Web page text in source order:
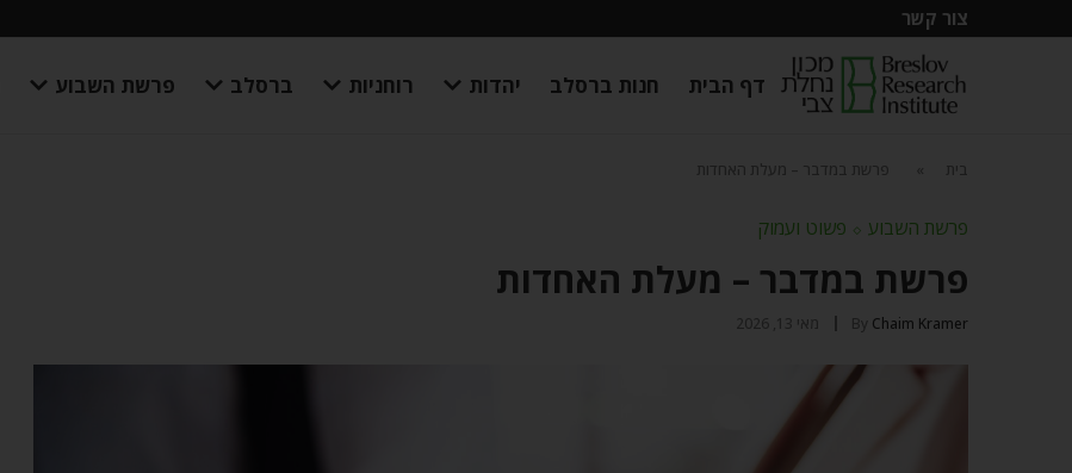
צור קשר
דף הבית חנות ברסלב יהדות רוחניות ברסלב פרשת השבוע
בית פרשת במדבר – מעלת האחדות
פרשת השבוע ⬦ פשוט ועמוק
פרשת במדבר – מעלת האחדות
By Chaim Kramer מאי 13, 2026